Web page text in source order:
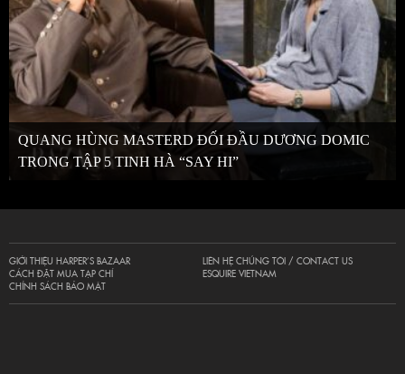
QUANG HÙNG MASTERD ĐỐI ĐẦU DƯƠNG DOMIC
TRONG TẬP 5 TINH HÀ “SAY HI”
GIỚI THIỆU HARPER’S BAZAAR
CÁCH ĐẶT MUA TẠP CHÍ
CHÍNH SÁCH BẢO MẬT
LIÊN HỆ CHÚNG TÔI / CONTACT US
ESQUIRE VIETNAM